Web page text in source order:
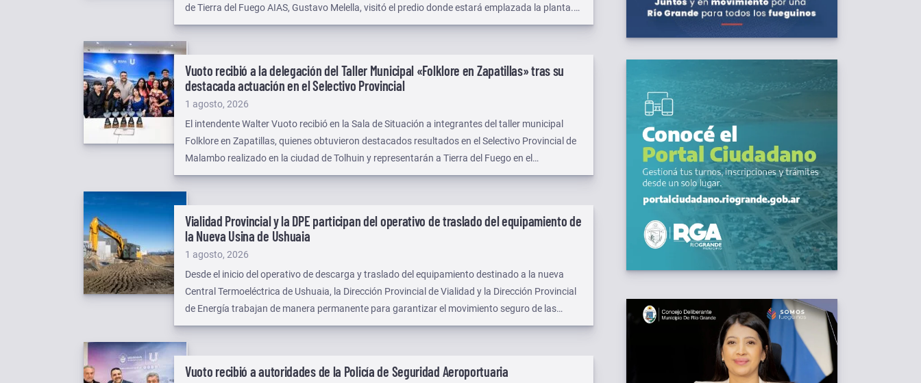
de Tierra del Fuego AIAS, Gustavo Melella, visitó el predio donde estará emplazada la planta.
Estuvo acompañado de la Ministra de Energía, Gabriela Castillo, del Administrador de la
Aduana de Ushuaia, Luis María Novoa y de representantes de la empresa china a cargo de la
Vuoto recibió a la delegación del Taller Municipal «Folklore en Zapatillas» tras su
destacada actuación en el Selectivo Provincial
Publicado
el
1 agosto, 2026
El intendente Walter Vuoto recibió en la Sala de Situación a integrantes del taller municipal
Folklore en Zapatillas, quienes obtuvieron destacados resultados en el Selectivo Provincial de
Malambo realizado en la ciudad de Tolhuin y representarán a Tierra del Fuego en el
Campeonato Nacional de Malambo Femenino, que se desarrollará del 7 al 12 de octubre en la
ciudad de Tanti, provincia de Córdoba.
Vialidad Provincial y la DPE participan del operativo de traslado del equipamiento de
la Nueva Usina de Ushuaia
Publicado
el
1 agosto, 2026
Desde el inicio del operativo de descarga y traslado del equipamiento destinado a la nueva
Central Termoeléctrica de Ushuaia, la Dirección Provincial de Vialidad y la Dirección Provincial
de Energía trabajan de manera permanente para garantizar el movimiento seguro de las
cargas desde el Puerto hasta los sectores de almacenamiento y el predio de la obra.
Vuoto recibió a autoridades de la Policía de Seguridad Aeroportuaria